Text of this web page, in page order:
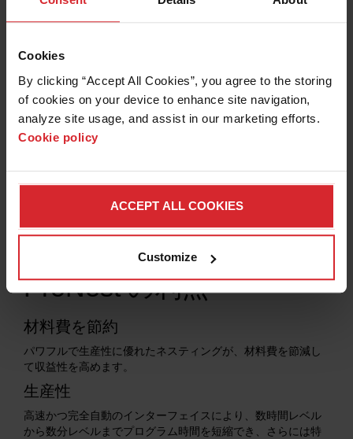
Cookies
By clicking “Accept All Cookies”, you agree to the storing
of cookies on your device to enhance site navigation,
analyze site usage, and assist in our marketing efforts.
Cookie policy
ACCEPT ALL COOKIES
Customize
サポートされている切断プロセスとアプリケーション：
ウォータージェット – (開先を含む OMAX
ガス
PRONEST LT に進む
ProNest の利点
材料費を節約
パワフルで生産性に優れたネスティングが、材料費を節減し
て収益性を高めます。
生産性
高速かつ完全自動のインターフェイスにより、数時間レベル
から数分レベルまでプログラム時間を短縮でき、さらには特